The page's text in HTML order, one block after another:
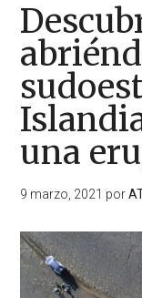
una
9 marzo, 2021 por